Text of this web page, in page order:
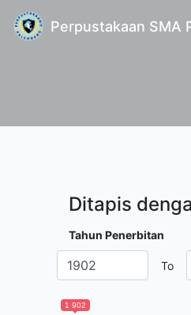
Perpustakaan SMA
Ditapis
Tahun Penerbitan
To
1 902